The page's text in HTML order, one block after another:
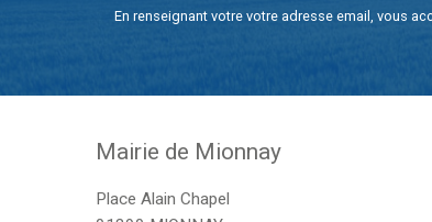
En renseignant votre votre adresse email, vous
Mairie de Mionnay
Place Alain Chapel